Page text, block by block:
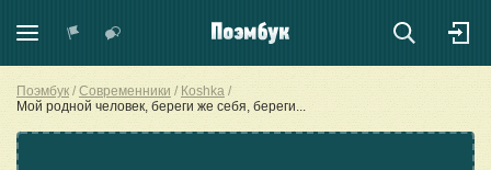
Поэмбук Современники
Коshkа
Мой родной человек, береги же себя, береги...